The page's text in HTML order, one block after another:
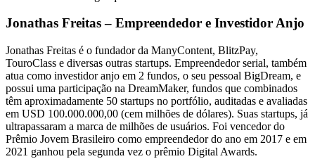
Jonathas Freitas – Empreendedor e Investidor Anjo
Jonathas Freitas é o fundador da ManyContent, BlitzPay,
TouroClass e diversas outras startups. Empreendedor serial, também
atua como investidor anjo em 2 fundos, o seu pessoal BigDream, e
possui uma participação na DreamMaker, fundos que combinados
têm aproximadamente 50 startups no portfólio, auditadas e avaliadas
em USD 100.000.000,00 (cem milhões de dólares). Suas startups, já
ultrapassaram a marca de milhões de usuários. Foi vencedor do
Prêmio Jovem Brasileiro como empreendedor do ano em 2017 e em
2021 ganhou pela segunda vez o prêmio Digital Awards.